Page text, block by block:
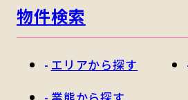
物件検索
エリアから探す